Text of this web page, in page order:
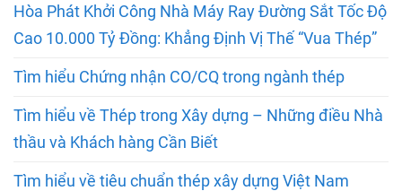
Hòa Phát Khởi Công Nhà Máy Ray Đường Sắt Tốc Độ
Cao 10.000 Tỷ Đồng: Khẳng Định Vị Thế “Vua Thép”
Tìm hiểu Chứng nhận CO/CQ trong ngành thép
Tìm hiểu về Thép trong Xây dựng – Những điều Nhà
thầu và Khách hàng Cần Biết
Tìm hiểu về tiêu chuẩn thép xây dựng Việt Nam